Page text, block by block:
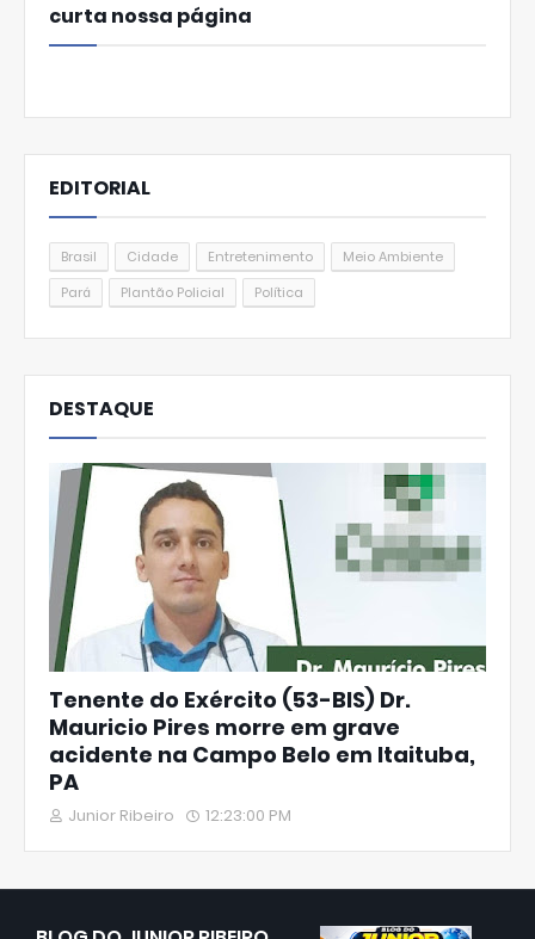
curta nossa página
EDITORIAL
Brasil Cidade Entretenimento
Meio Ambiente
Pará
Plantão Policial Política
DESTAQUE
Tenente do Exército (53-BIS) Dr.
Mauricio Pires morre em grave
acidente na Campo Belo em Itaituba,
PA
Junior Ribeiro 12:23:00 PM